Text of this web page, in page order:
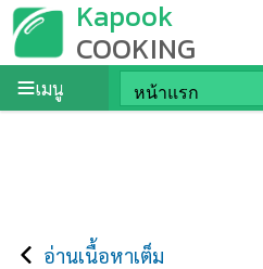
Kapook
COOKING
เมนู
อ่านเนื้อหาเต็ม